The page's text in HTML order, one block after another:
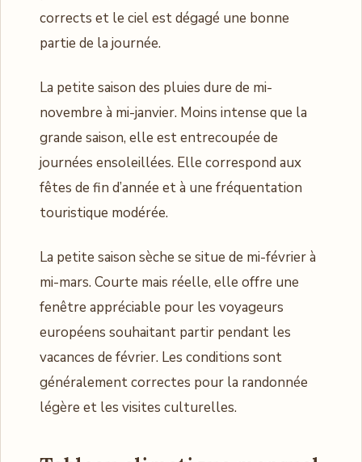
corrects et le ciel est dégagé une bonne
partie de la journée.
La petite saison des pluies dure de mi-
novembre à mi-janvier. Moins intense que la
grande saison, elle est entrecoupée de
journées ensoleillées. Elle correspond aux
fêtes de fin d’année et à une fréquentation
touristique modérée.
La petite saison sèche se situe de mi-février à
mi-mars. Courte mais réelle, elle offre une
fenêtre appréciable pour les voyageurs
européens souhaitant partir pendant les
vacances de février. Les conditions sont
généralement correctes pour la randonnée
légère et les visites culturelles.